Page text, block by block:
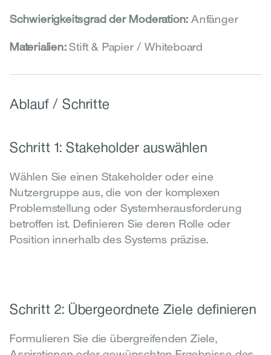
Schwierigkeitsgrad der Moderation: Anfänger
Materialien: Stift & Papier / Whiteboard
Ablauf / Schritte
Schritt 1: Stakeholder auswählen
Wählen Sie einen Stakeholder oder eine
Nutzergruppe aus, die von der komplexen
Problemstellung oder Systemherausforderung
betroffen ist. Definieren Sie deren Rolle oder
Position innerhalb des Systems präzise.
Schritt 2: Übergeordnete Ziele definieren
Formulieren Sie die übergreifenden Ziele,